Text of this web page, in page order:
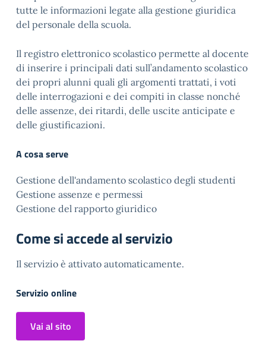
tutte le informazioni legate alla gestione giuridica
del personale della scuola.
Il registro elettronico scolastico permette al docente
di inserire i principali dati sull’andamento scolastico
dei propri alunni quali gli argomenti trattati, i voti
delle interrogazioni e dei compiti in classe nonché
delle assenze, dei ritardi, delle uscite anticipate e
delle giustificazioni.
A cosa serve
Gestione dell'andamento scolastico degli studenti
Gestione assenze e permessi
Gestione del rapporto giuridico
Come si accede al servizio
Il servizio è attivato automaticamente.
Servizio online
Vai al sito